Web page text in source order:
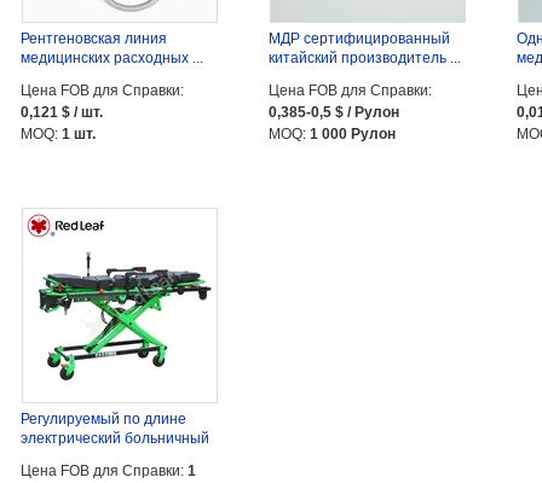
Рентгеновская линия
медицинских расходных ...
Цена FOB для Справки:
0,121 $ / шт.
MOQ: 1 шт.
МДР сертифицированный
китайский производитель ...
Цена FOB для Справки:
0,385-0,5 $ / Рулон
MOQ: 1 000 Рулон
Регулируемый по длине
электрический больничный
Цена FOB для Справки: 1